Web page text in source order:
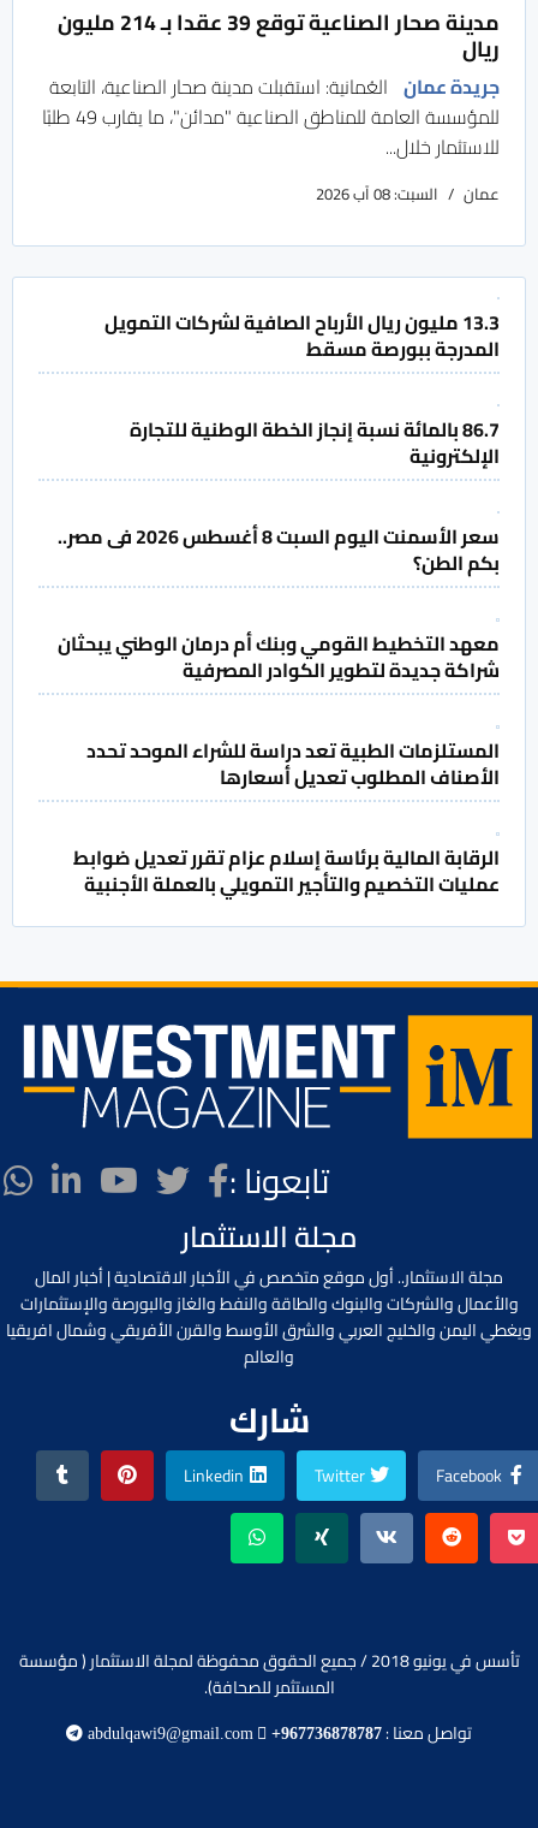
مدينة صحار الصناعية توقع 39 عقدا بـ 214 مليون
ريال
جريدة عمان العُمانية: استقبلت مدينة صحار الصناعية، التابعة
للمؤسسة العامة للمناطق الصناعية "مدائن"، ما يقارب 49 طلبًا
للاستثمار خلال...
عمان السبت: 08 آب 2026
13.3 مليون ريال الأرباح الصافية لشركات التمويل
المدرجة ببورصة مسقط
86.7 بالمائة نسبة إنجاز الخطة الوطنية للتجارة
الإلكترونية
سعر الأسمنت اليوم السبت 8 أغسطس 2026 فى مصر..
بكم الطن؟
معهد التخطيط القومي وبنك أم درمان الوطني يبحثان
شراكة جديدة لتطوير الكوادر المصرفية
المستلزمات الطبية تعد دراسة للشراء الموحد تحدد
الأصناف المطلوب تعديل أسعارها
الرقابة المالية برئاسة إسلام عزام تقرر تعديل ضوابط
عمليات التخصيم والتأجير التمويلي بالعملة الأجنبية
تابعونا :
مجلة الاستثمار
مجلة الاستثمار.. أول موقع متخصص في الأخبار الاقتصادية | أخبار المال
والأعمال والشركات والبنوك والطاقة والنفط والغاز والبورصة والإستثمارات
ويغطي اليمن والخليج العربي والشرق الأوسط والقرن الأفريقي وشمال افريقيا
والعالم
شارك
Facebook
Twitter
Linkedin
تأسس في يونيو 2018 / جميع الحقوق محفوظة لمجلة الاستثمار ( مؤسسة
المستثمر للصحافة).
تواصل معنا : +967736878787
abdulqawi9@gmail.com